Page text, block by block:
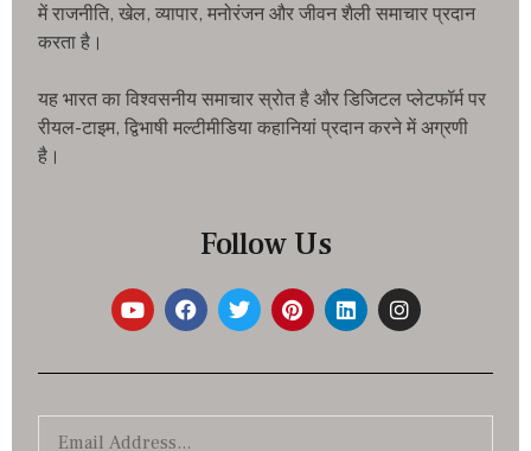
में राजनीति, खेल, व्यापार, मनोरंजन और जीवन शैली समाचार प्रदान
करता है।
यह भारत का विश्वसनीय समाचार स्रोत है और डिजिटल प्लेटफॉर्म पर
रीयल-टाइम, द्विभाषी मल्टीमीडिया कहानियां प्रदान करने में अग्रणी
है।
Follow Us